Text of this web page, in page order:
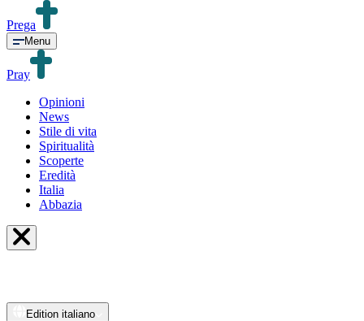
Prega
Menu
Pray
Opinioni
News
Stile di vita
Spiritualità
Scoperte
Eredità
Italia
Abbazia
Edition italiano